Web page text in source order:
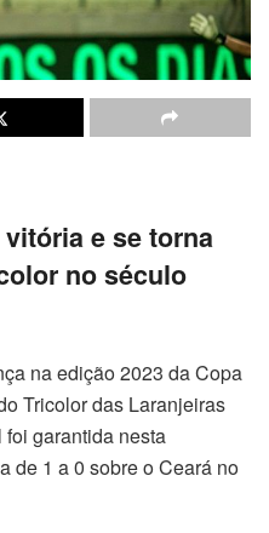
e se torna
no século
na edição 2023 da Copa
Tricolor das Laranjeiras
garantida nesta
de 1 a 0 sobre o Ceará no